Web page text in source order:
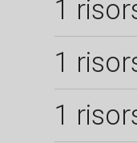
1
1
1